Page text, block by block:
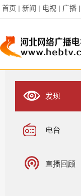
首页 | 新闻 | 电视 | 广播 |
发现
电台
直播回顾